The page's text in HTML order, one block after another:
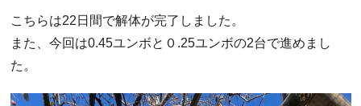
こちらは22日間で解体が完了しました。
また、今回は0.45ユンボと０.25ユンボの2台で進めまし
た。